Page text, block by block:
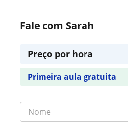
Fale com Sarah
Preço por hora
Primeira aula gratuita